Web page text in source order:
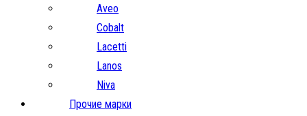
Aveo
Cobalt
Lacetti
Lanos
Niva
Прочие марки